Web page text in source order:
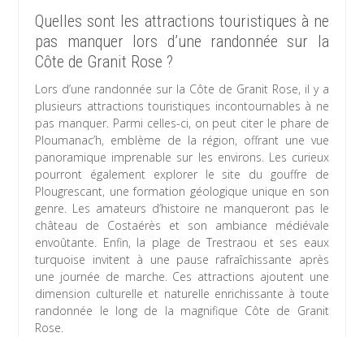
Quelles sont les attractions touristiques à ne
pas manquer lors d’une randonnée sur la
Côte de Granit Rose ?
Lors d’une randonnée sur la Côte de Granit Rose, il y a
plusieurs attractions touristiques incontournables à ne
pas manquer. Parmi celles-ci, on peut citer le phare de
Ploumanac’h, emblème de la région, offrant une vue
panoramique imprenable sur les environs. Les curieux
pourront également explorer le site du gouffre de
Plougrescant, une formation géologique unique en son
genre. Les amateurs d’histoire ne manqueront pas le
château de Costaérès et son ambiance médiévale
envoûtante. Enfin, la plage de Trestraou et ses eaux
turquoise invitent à une pause rafraîchissante après
une journée de marche. Ces attractions ajoutent une
dimension culturelle et naturelle enrichissante à toute
randonnée le long de la magnifique Côte de Granit
Rose.